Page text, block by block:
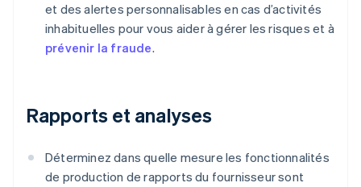
et des alertes personnalisables en cas d’activités
inhabituelles pour vous aider à gérer les risques et à
prévenir la fraude.
Rapports et analyses
Déterminez dans quelle mesure les fonctionnalités
de production de rapports du fournisseur sont